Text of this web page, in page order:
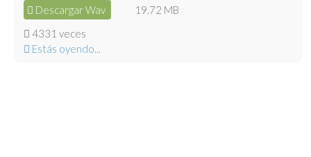
Descargar Wav
19.72 MB
4331 veces
Estás oyendo...